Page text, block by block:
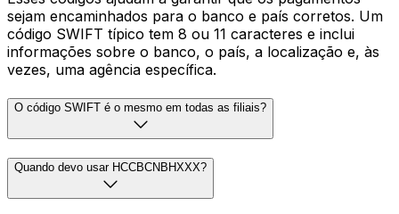
sejam encaminhados para o banco e país corretos. Um
código SWIFT típico tem 8 ou 11 caracteres e inclui
informações sobre o banco, o país, a localização e, às
vezes, uma agência específica.
O código SWIFT é o mesmo em todas as filiais?
Quando devo usar HCCBCNBHXXX?